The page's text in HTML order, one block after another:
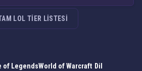
LOL TIER LISTESI
of LegendsWorld of Warcraft Dil